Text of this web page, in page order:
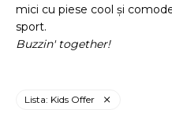
mici cu piese cool și
sport.
Buzzin' together!
Lista: Kids Offer